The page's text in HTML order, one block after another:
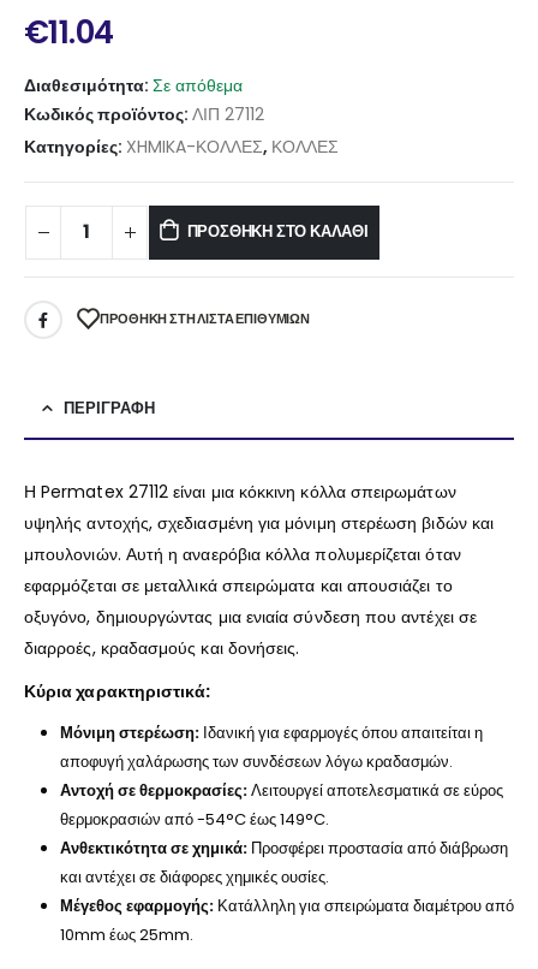
€11.04
Διαθεσιμότητα: Σε απόθεμα
Κωδικός προϊόντος: ΛΙΠ 27112
Κατηγορίες: XHMIKA-ΚΟΛΛΕΣ, ΚΟΛΛΕΣ
ΠΡΟΣΘΉΚΗ ΣΤΟ ΚΑΛΆΘΙ
ΠΡΌΘΉΚΗ ΣΤΗ ΛΊΣΤΑ ΕΠΙΘΥΜΙΏΝ
ΠΕΡΙΓΡΑΦΉ
Η Permatex 27112 είναι μια κόκκινη κόλλα σπειρωμάτων
υψηλής αντοχής, σχεδιασμένη για μόνιμη στερέωση βιδών και
μπουλονιών. Αυτή η αναερόβια κόλλα πολυμερίζεται όταν
εφαρμόζεται σε μεταλλικά σπειρώματα και απουσιάζει το
οξυγόνο, δημιουργώντας μια ενιαία σύνδεση που αντέχει σε
διαρροές, κραδασμούς και δονήσεις.
Κύρια χαρακτηριστικά:
Μόνιμη στερέωση:Ιδανική για εφαρμογές όπου απαιτείται η
αποφυγή χαλάρωσης των συνδέσεων λόγω κραδασμών.
Αντοχή σε θερμοκρασίες:Λειτουργεί αποτελεσματικά σε εύρος
θερμοκρασιών από -54°C έως 149°C.
Ανθεκτικότητα σε χημικά:Προσφέρει προστασία από διάβρωση
και αντέχει σε διάφορες χημικές ουσίες.
Μέγεθος εφαρμογής:Κατάλληλη για σπειρώματα διαμέτρου από
10mm έως 25mm.